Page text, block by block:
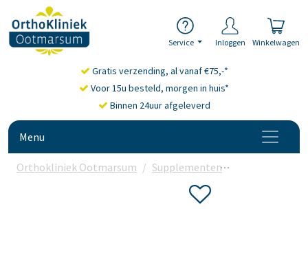
Service Inloggen Winkelwagen
Gratis verzending, al vanaf €75,-*
Voor 15u besteld, morgen in huis*
Binnen 24uur afgeleverd
Menu
Orthokliniek Ootmarsum Supplementen